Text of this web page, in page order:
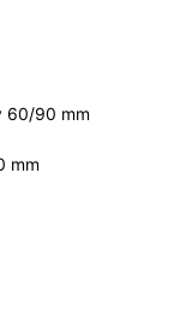
60/90 mm
mm